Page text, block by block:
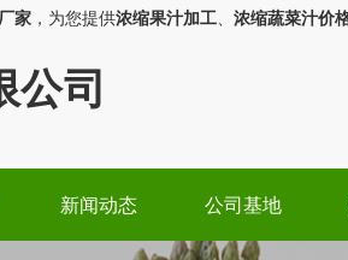
家 ，为您提供浓缩果汁加工、 浓缩蔬菜汁价
公司
新闻动态 公司基地